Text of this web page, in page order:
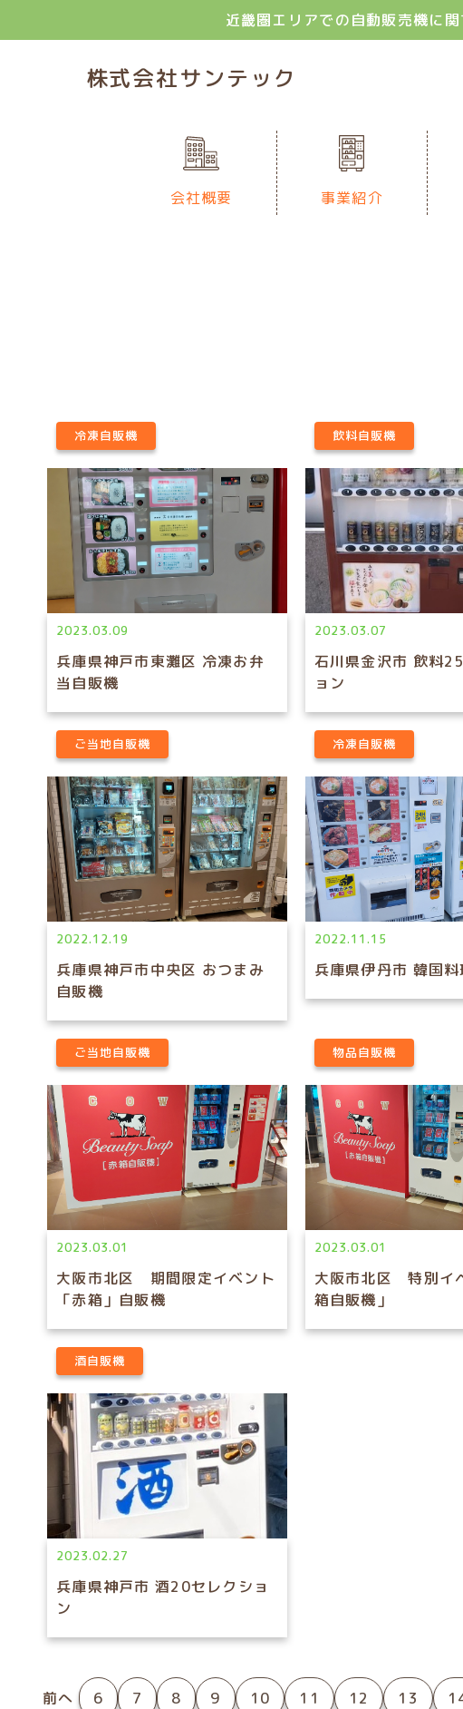
近畿圏エリアでの自動販売機に
株式会社サンテック
会社概要 事業紹介
冷凍自販機
2023.03.09
兵庫県神戸市東灘区 冷凍お弁
当自販機
飲料自販機
2023.03.07
石川県金沢市 飲料
ョン
ご当地自販機
2022.12.19
兵庫県神戸市中央区 おつまみ
自販機
冷凍自販機
2022.11.15
兵庫県伊丹市 韓国
ご当地自販機
2023.03.01
大阪市北区 期間限定イベント
「赤箱」自販機
物品自販機
2023.03.01
大阪市北区 特別イ
箱自販機」
酒自販機
2023.02.27
兵庫県神戸市 酒20セレクショ
ン
前へ 6 7 8 9 10 11 12 13